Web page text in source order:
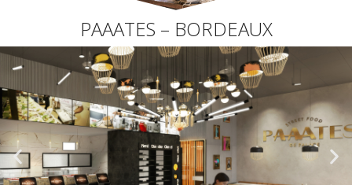
PAAATES – BORDEAUX